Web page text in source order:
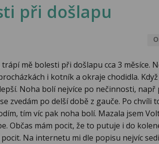
při došlapu
mě bolesti při došlapu cca 3 měsíce.
i kotník a okraje chodidla.
Noha bolí nejvíce po nečinnosti,
zvedám po delší době z gauče. Po chvíli
tím víc pak noha bolí. Mazala jsem
Občas mám pocit, že to putuje i do
Na internetu mi dle popisu nejvíc